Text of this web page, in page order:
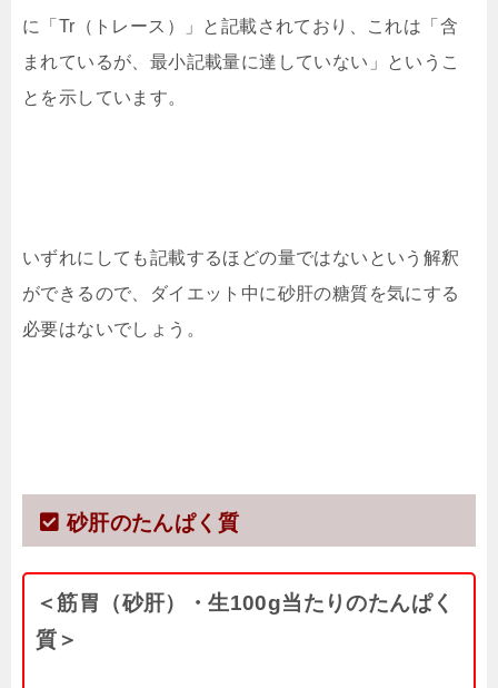
に「Tr（トレース）」と記載されており、これは「含
まれているが、最小記載量に達していない」というこ
とを示しています。
いずれにしても記載するほどの量ではないという解釈
ができるので、ダイエット中に砂肝の糖質を気にする
必要はないでしょう。
砂肝のたんぱく質
＜筋胃（砂肝）・生100g当たりのたんぱく
質＞